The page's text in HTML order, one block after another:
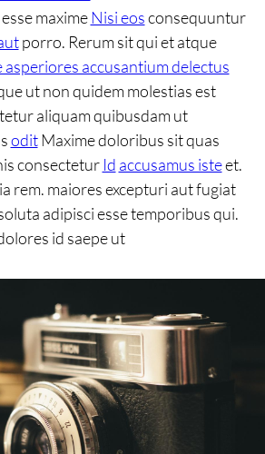
maximeNisi eosconsequuntur
porro. Rerum sit qui et atque
accusantium delectus
ut non quidem molestias est
aliquam quibusdam ut
oditMaxime doloribus sit quas
consectetur Id accusamus isteet.
rem. maiores excepturi aut fugiat
adipisci esse temporibus qui.
id saepe ut